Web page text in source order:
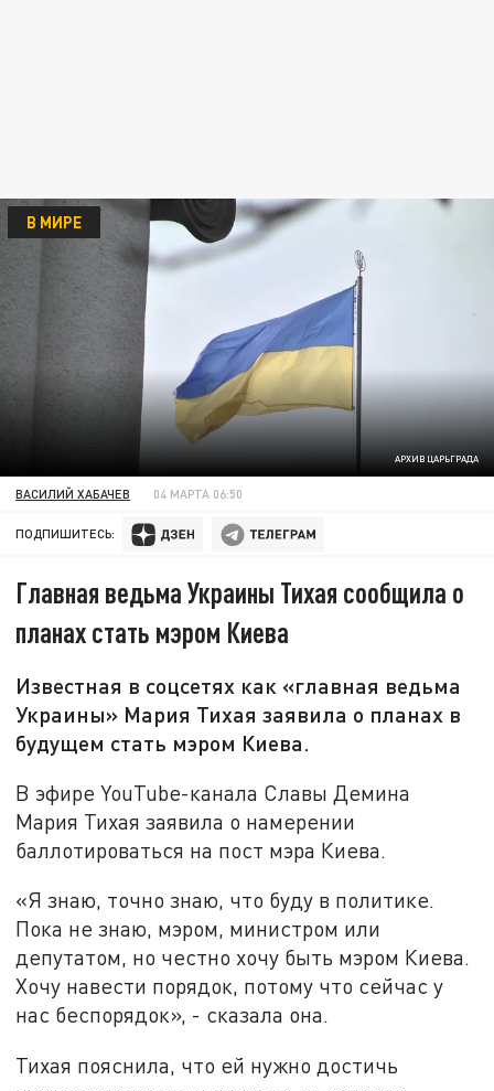
АРХИВ ЦАРЬГРАДА
В МИРЕ
ВАСИЛИЙ ХАБАЧЕВ 04 МАРТА 06:50
ПОДПИШИТЕСЬ:
Главная ведьма Украины Тихая сообщила о
планах стать мэром Киева
Известная в соцсетях как «главная ведьма
Украины» Мария Тихая заявила о планах в
будущем стать мэром Киева.
В эфире YouTube-канала Славы Демина
Мария Тихая заявила о намерении
баллотироваться на пост мэра Киева.
«Я знаю, точно знаю, что буду в политике.
Пока не знаю, мэром, министром или
депутатом, но честно хочу быть мэром Киева.
Хочу навести порядок, потому что сейчас у
нас беспорядок», - сказала она.
Тихая пояснила, что ей нужно достичь